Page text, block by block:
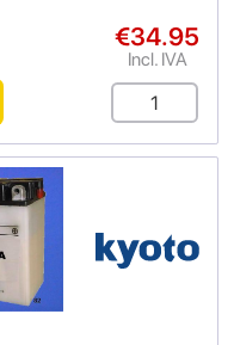
€34.95
Incl. IVA